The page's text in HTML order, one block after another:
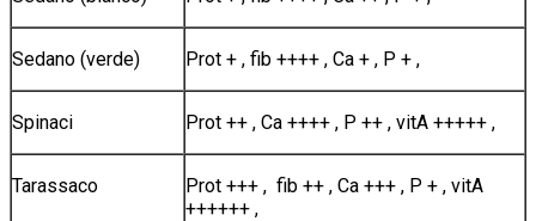
Sedano (verde) Prot + , fib ++++ , Ca + , P + ,
Spinaci Prot ++ , Ca ++++ , P ++ , vitA +++++ ,
Tarassaco
Prot +++ , fib ++ , Ca +++ , P + , vitA
++++++ ,